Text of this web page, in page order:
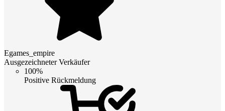
Egames_empire
Ausgezeichneter Verkäufer
100%
Positive Rückmeldung